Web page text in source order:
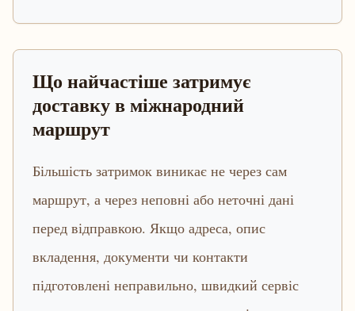
Що найчастіше затримує
доставку в міжнародний
маршрут
Більшість затримок виникає не через сам
маршрут, а через неповні або неточні дані
перед відправкою. Якщо адреса, опис
вкладення, документи чи контакти
підготовлені неправильно, швидкий сервіс